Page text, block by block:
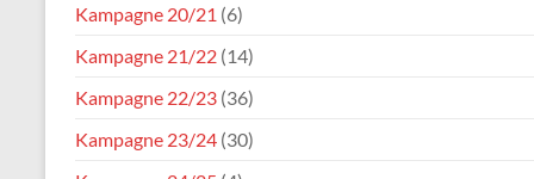
Kampagne 20/21 (6)
Kampagne 21/22 (14)
Kampagne 22/23 (36)
Kampagne 23/24 (30)